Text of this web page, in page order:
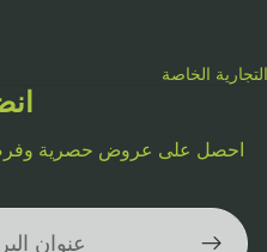
الخاصة
احصل على عروض حصرية